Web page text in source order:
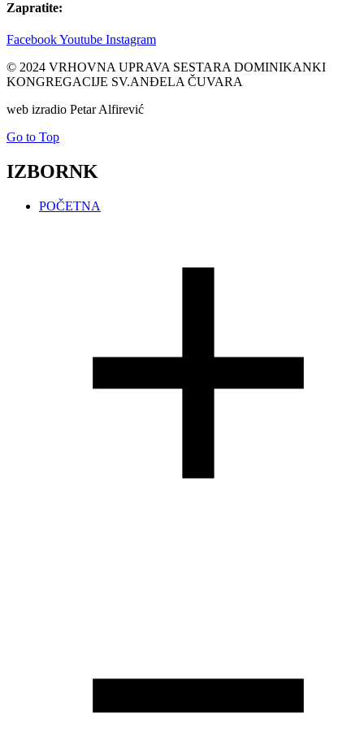
Zapratite:
FacebookYoutube Instagram
© 2024 VRHOVNA UPRAVA SESTARA DOMINIKANKI
KONGREGACIJE SV.ANĐELA ČUVARA
web izradio Petar Alfirević
Go to Top
IZBORNK
POČETNA